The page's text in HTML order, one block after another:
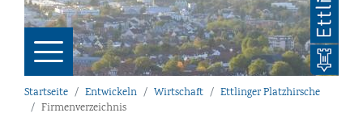
Startseite Entwickeln Wirtschaft
Ettlinger Platzhirsche
Firmenverzeichnis